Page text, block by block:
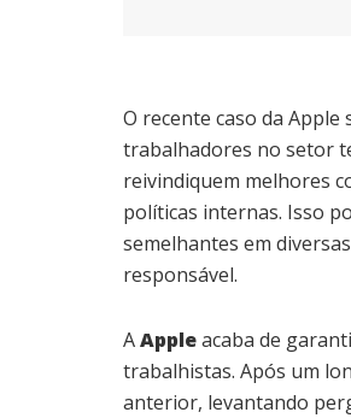
O recente caso da
trabalhadores no setor
reivindiquem melhores
políticas internas. Isso
semelhantes em
responsável.
AAppleacaba de
trabalhistas. Após um
anterior, levantando